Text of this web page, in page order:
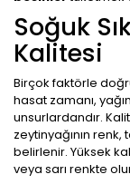
Soğuk
Kalitesi
Birçok faktörle
hasat zamanı,
unsurlardandır.
zeytinyağının
belirlenir. Yüksek
veya sarı renkte